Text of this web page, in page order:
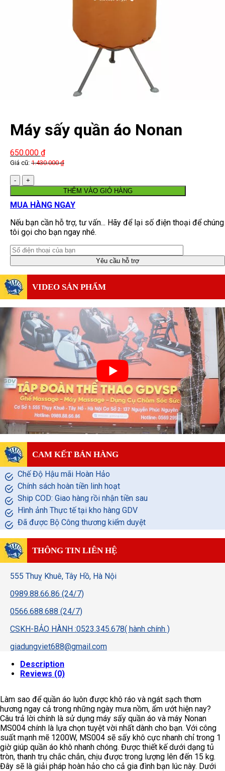
Máy sấy quần áo Nonan
MS004
650.000 ₫
Giá cũ: 1.430.000₫
Số
lượng
THÊM VÀO GIỎ HÀNG
MUA HÀNG NGAY
Nếu bạn cần hỗ trợ, tư vấn... Hãy để lại số điện thoại để chúng
tôi gọi cho bạn ngay nhé.
VIDEO SẢN PHẨM
CAM KẾT BÁN HÀNG
Chế Độ Hậu mãi Hoàn Hảo
Chính sách hoàn tiền linh hoạt
Ship COD: Giao hàng rồi nhận tiền sau
Hình ảnh Thực tế tại kho hàng GDV
Đã được Bộ Công thương kiểm duyệt
THÔNG TIN LIÊN HỆ
555 Thuỵ Khuê, Tây Hồ, Hà Nội
0989.88.66.86 (24/7)
0566.688.688 (24/7)
CSKH-BẢO HÀNH :0523.345.678( hành chính )
giadungviet688@gmail.com
Description
Reviews (0)
Làm sao để quần áo luôn được khô ráo và ngát sạch thơm
hương ngay cả trong những ngày mưa nồm, ẩm ướt hiện nay?
Câu trả lời chính là sử dụng máy sấy quần áo và máy Nonan
MS004 chính là lựa chọn tuyệt vời nhất dành cho bạn. Với công
suất mạnh mẽ 1200W, MS004 sẽ sấy khô cực nhanh chỉ trong 1
giờ giúp quần áo khô nhanh chóng. Được thiết kế dưới dạng tủ
tròn, thanh trụ chắc chắn, chịu được trong lượng lên đến 15 kg.
Đây sẽ là giải pháp hoàn hảo cho cả gia đình bạn lúc này. Dưới